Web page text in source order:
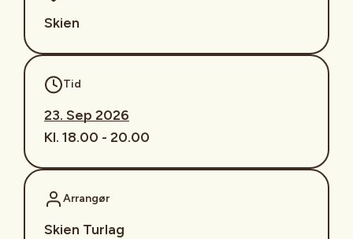
Skien
Tid
23. Sep 2026
Kl. 18.00 - 20.00
Arrangør
Skien Turlag